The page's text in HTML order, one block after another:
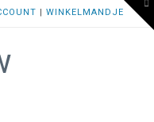
|WINKELMANDJE